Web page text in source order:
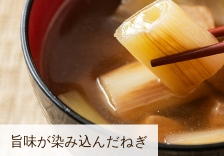
旨味が染み込んだねぎ